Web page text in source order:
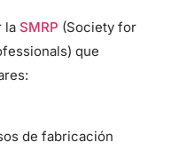
laSMRP (Society for
que
de fabricación